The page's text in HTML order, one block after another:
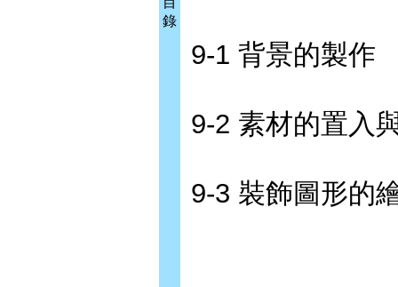
錄
9-1 背景的製作
9-2 素材的置入
9-3 裝飾圖形的